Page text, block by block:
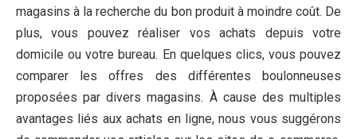
magasins à la recherche du bon produit à moindre coût. De
plus, vous pouvez réaliser vos achats depuis votre
domicile ou votre bureau. En quelques clics, vous pouvez
comparer les offres des différentes boulonneuses
proposées par divers magasins. À cause des multiples
avantages liés aux achats en ligne, nous vous suggérons